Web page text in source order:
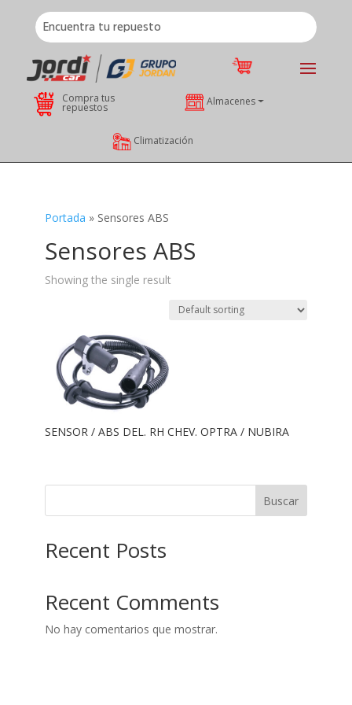
Compra tus
repuestos Almacenes
Climatización
Portada » Sensores ABS
Sensores ABS
Showing the single result
SENSOR / ABS DEL. RH CHEV. OPTRA / NUBIRA
Buscar
Recent Posts
Recent Comments
No hay comentarios que mostrar.